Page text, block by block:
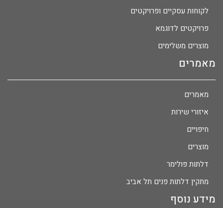
לקוחות עסקיים ופרויקטים
פרויקטים לדוגמא
מוצרים משלימים
מאמרים
מאמרים
איזורי שירות
חיפויים
מוצרים
דלתות פולימר
מתקין דלתות פנים תל אביב
מידע נוסף